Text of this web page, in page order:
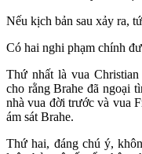
Nếu kịch bản sau xảy ra,
Có hai nghi phạm chính
Thứ nhất là vua
cho rằng Brahe đã ngoại
nhà vua đời trước và vua
ám sát Brahe.
Thứ hai, đáng chú ý,